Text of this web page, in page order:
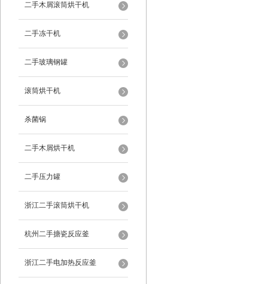
二手木屑滚筒烘干机
二手冻干机
二手玻璃钢罐
滚筒烘干机
杀菌锅
二手木屑烘干机
二手压力罐
浙江二手滚筒烘干机
杭州二手搪瓷反应釜
浙江二手电加热反应釜